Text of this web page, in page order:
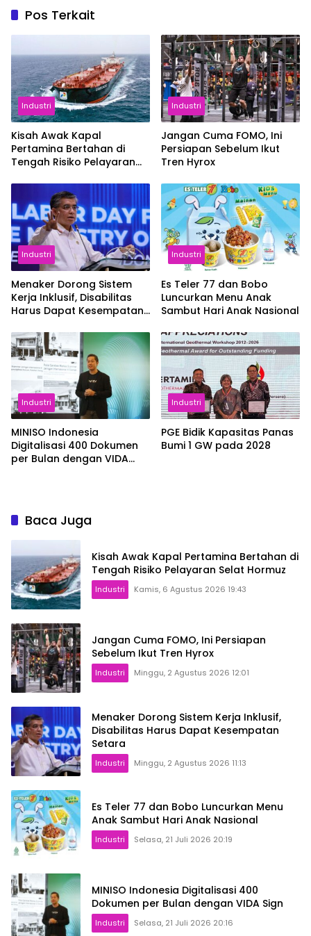
Pos Terkait
Industri
Kisah Awak Kapal
Pertamina Bertahan di
Tengah Risiko Pelayaran
Industri
Jangan Cuma FOMO, Ini
Persiapan Sebelum Ikut
Tren Hyrox
Industri
Menaker Dorong Sistem
Kerja Inklusif, Disabilitas
Harus Dapat Kesempatan
Industri
Es Teler 77 dan Bobo
Luncurkan Menu Anak
Sambut Hari Anak Nasional
Industri
MINISO Indonesia
Digitalisasi 400 Dokumen
per Bulan dengan VIDA
Industri
PGE Bidik Kapasitas Panas
Bumi 1 GW pada 2028
Baca Juga
Kisah Awak Kapal Pertamina Bertahan di
Tengah Risiko Pelayaran Selat Hormuz
Industri Kamis, 6 Agustus 2026 19:43
Jangan Cuma FOMO, Ini Persiapan
Sebelum Ikut Tren Hyrox
Industri Minggu, 2 Agustus 2026 12:01
Menaker Dorong Sistem Kerja Inklusif,
Disabilitas Harus Dapat Kesempatan
Setara
Industri Minggu, 2 Agustus 2026 11:13
Es Teler 77 dan Bobo Luncurkan Menu
Anak Sambut Hari Anak Nasional
Industri Selasa, 21 Juli 2026 20:19
MINISO Indonesia Digitalisasi 400
Dokumen per Bulan dengan VIDA Sign
Industri Selasa, 21 Juli 2026 20:16